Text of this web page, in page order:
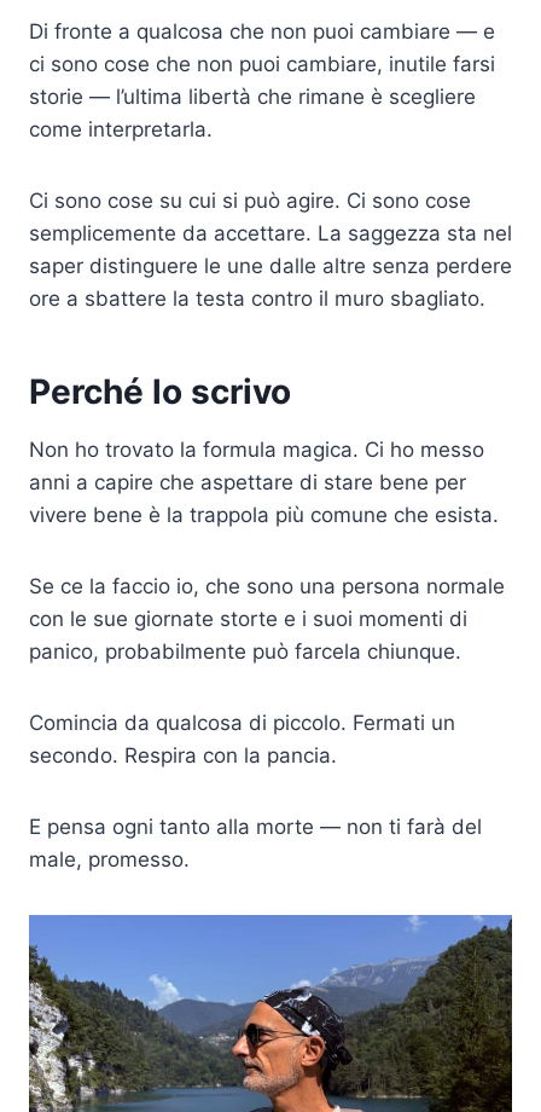
Di fronte a qualcosa che non puoi cambiare — e
ci sono cose che non puoi cambiare, inutile farsi
storie — l’ultima libertà che rimane è scegliere
come interpretarla.
Ci sono cose su cui si può agire. Ci sono cose
semplicemente da accettare. La saggezza sta nel
saper distinguere le une dalle altre senza perdere
ore a sbattere la testa contro il muro sbagliato.
Perché lo scrivo
Non ho trovato la formula magica. Ci ho messo
anni a capire che aspettare di stare bene per
vivere bene è la trappola più comune che esista.
Se ce la faccio io, che sono una persona normale
con le sue giornate storte e i suoi momenti di
panico, probabilmente può farcela chiunque.
Comincia da qualcosa di piccolo. Fermati un
secondo. Respira con la pancia.
E pensa ogni tanto alla morte — non ti farà del
male, promesso.